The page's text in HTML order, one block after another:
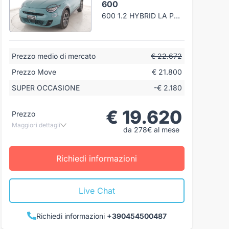
600
600 1.2 HYBRID LA PRIMA 110CV AUTO
Prezzo medio di mercato
€ 22.672
Prezzo Move
€ 21.800
SUPER OCCASIONE
-€ 2.180
Prezzo
Maggiori dettagli € 19.620
da 278€ al mese
Richiedi informazioni
Live Chat
Richiedi informazioni +390454500487